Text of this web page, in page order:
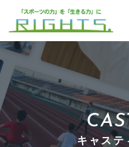
キャステ